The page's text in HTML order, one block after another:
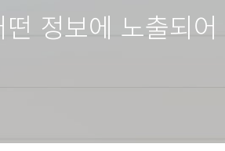
정보에 노출되